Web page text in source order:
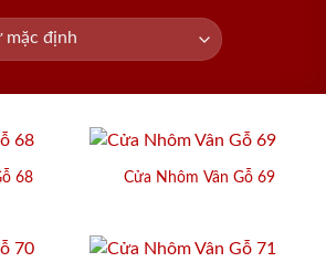
68 Cửa Nhôm Vân Gỗ 69